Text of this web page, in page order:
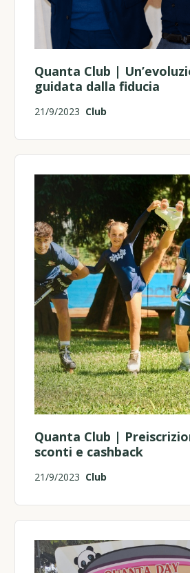
Quanta Club |
guidata dalla fiducia
21/9/2023 Club
Quanta Club |
sconti e cashback
21/9/2023 Club